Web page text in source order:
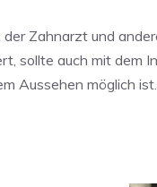
Zahnarzt und
sollte auch mit dem
Aussehen möglich ist.